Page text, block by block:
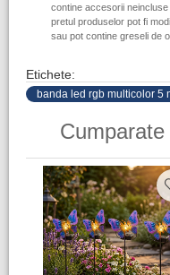
contine accesorii
pretul produselor pot fi
sau pot contine greseli de
Etichete:
banda led rgb multicolor 5